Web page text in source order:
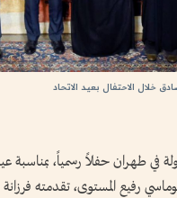
خلال الاحتفال بعيد الاتحاد
رفيع المستوى، تقدمته